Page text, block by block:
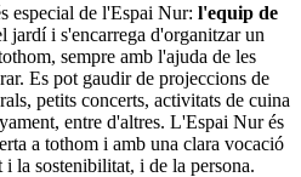
especial de l'Espai Nur: l'equip de
jardí i s'encarrega d'organitzar un
sempre amb l'ajuda de les
Es pot gaudir de projeccions de
petits concerts, activitats de cuina
entre d'altres. L'Espai Nur és
a tothom i amb una clara vocació
la sostenibilitat, i de la persona.